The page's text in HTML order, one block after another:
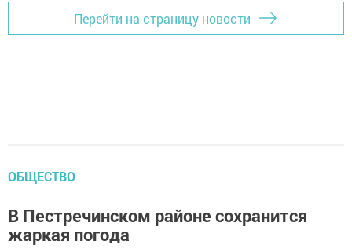
Перейти на страницу новости
ОБЩЕСТВО
В Пестречинском районе сохранится
жаркая погода